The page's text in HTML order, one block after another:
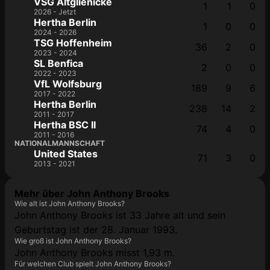
2026 - Jetzt 1 1
0
Hertha Berlin
2024 - 2026 1 0
0
TSG Hoffenheim
2023 - 2024 36 2
0
SL Benfica
2022 - 2023 2 0
0
VfL Wolfsburg
2017 - 2022 189 9
6
Hertha Berlin
2011 - 2017 238 14
2
Hertha BSC II
2011 - 2016 74 4 0
NATIONALMANNSCHAFT
United States
2013 - 2021 71 3 0
Mehr über John Anthony Brooks
Wie alt ist John Anthony Brooks?
John Anthony Brooks ist 33 Jahre alt und sein
Geburtstag ist der 28. Januar 1993.
Wie groß ist John Anthony Brooks?
John Anthony Brooks misst 1,93 m.
Für welchen Club spielt John Anthony Brooks?